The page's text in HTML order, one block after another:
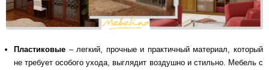
Пластиковые – легкий, прочные и практичный материал, который
не требует особого ухода, выглядит воздушно и стильно. Мебель с